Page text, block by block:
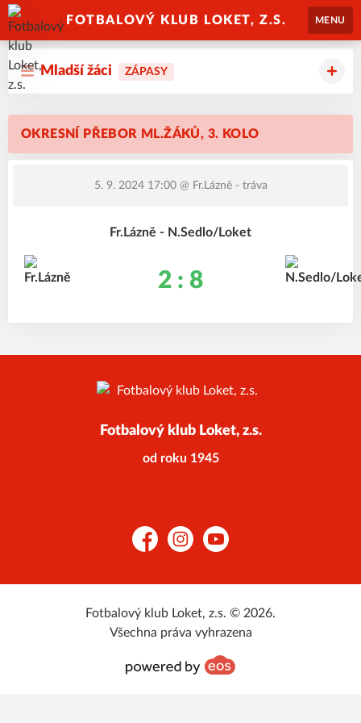
FOTBALOVÝ KLUB LOKET, Z.S. MENU
Mladší žáci ZÁPASY
OKRESNÍ PŘEBOR ML.ŽÁKŮ, 3. KOLO
5. 9. 2024 17:00@ Fr.Lázně - tráva
Fr.Lázně - N.Sedlo/Loket
2 : 8
Fotbalový klub Loket, z.s.
od roku 1945
FacebookInstagramYouTube
Fotbalový klub Loket, z.s. © 2026.
Všechna práva vyhrazena